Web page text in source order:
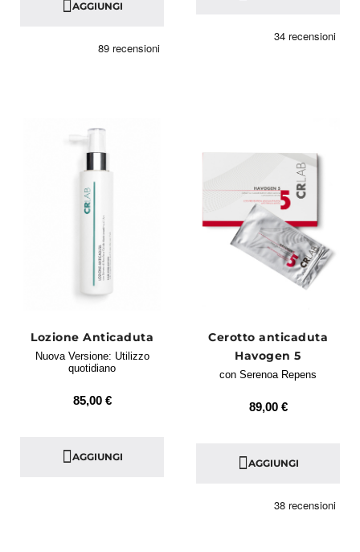
AGGIUNGI
Lozione Anticaduta
Nuova Versione: Utilizzo
quotidiano
85,00 €
AGGIUNGI
Cerotto anticaduta
Havogen 5
con Serenoa Repens
89,00 €
AGGIUNGI